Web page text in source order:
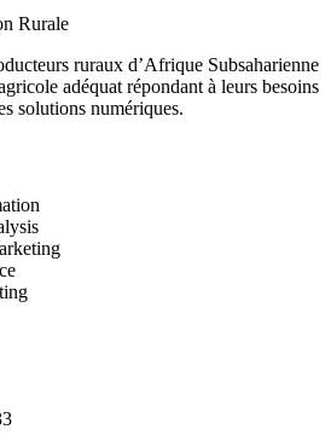
Rurale
ruraux d’Afrique Subsaharienne
adéquat répondant à leurs besoins
solutions numériques.